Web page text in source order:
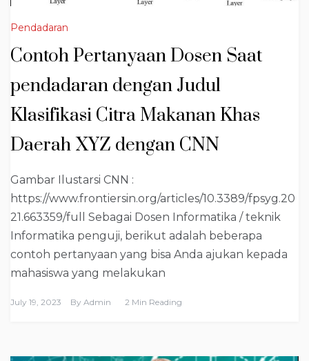
Pendadaran
Contoh Pertanyaan Dosen Saat
pendadaran dengan Judul
Klasifikasi Citra Makanan Khas
Daerah XYZ dengan CNN
Gambar Ilustarsi CNN :
https://www.frontiersin.org/articles/10.3389/fpsyg.20
21.663359/full Sebagai Dosen Informatika / teknik
Informatika penguji, berikut adalah beberapa
contoh pertanyaan yang bisa Anda ajukan kepada
mahasiswa yang melakukan
July 19, 2023 By Admin 2 Min Reading